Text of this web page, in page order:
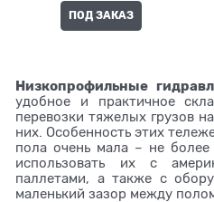
ПОД ЗАКАЗ
Низкопрофильные
удобное и практичное
перевозки тяжелых грузов
них. Особенность этих
пола очень мала – не
использовать их с
паллетами, а также с
маленький зазор между